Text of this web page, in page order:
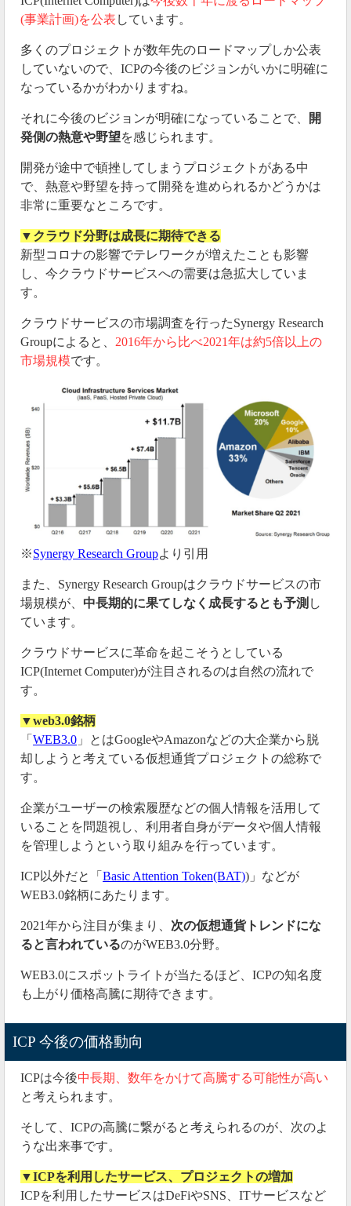
(事業計画)を公表 しています。
多くのプロジェクトが数年先のロードマップしか公表
していないので、ICPの今後のビジョンがいかに明確に
なっているかがわかりますね。
それに今後のビジョンが明確になっていることで、
開
発側の熱意や野望を感じられます。
開発が途中で頓挫してしまうプロジェクトがある中
で、熱意や野望を持って開発を進められるかどうかは
非常に重要なところです。
▼クラウド分野は成長に期待できる
新型コロナの影響でテレワークが増えたことも影響
し、今クラウドサービスへの需要は急拡大していま
す。
クラウドサービスの市場調査を行ったSynergy Research
Groupによると、 2016年から比べ2021年は約5倍以上の
市場規模です。
※Synergy Research Groupより引用
また、Synergy Research Groupはクラウドサービスの市
場規模が、 中長期的に果てしなく成長するとも予測 し
ています。
クラウドサービスに革命を起こそうとしている
ICP(Internet Computer)が注目されるのは自然の流れで
す。
▼web3.0銘柄
「 WEB3.0 」とはGoogleやAmazonなどの大企業から脱
却しようと考えている仮想通貨プロジェクトの総称で
す。
企業がユーザーの検索履歴などの個人情報を活用して
いることを問題視し、利用者自身がデータや個人情報
を管理しようという取り組みを行っています。
ICP以外だと「 Basic Attention Token(BAT))」などが
WEB3.0銘柄にあたります。
2021年から注目が集まり、 次の仮想通貨トレンドにな
ると言われているのがWEB3.0分野。
WEB3.0にスポットライトが当たるほど、ICPの知名度
も上がり価格高騰に期待できます。
ICP 今後の価格動向
ICPは今後中長期、数年をかけて高騰する可能性が高い
と考えられます。
そして、ICPの高騰に繋がると考えられるのが、次のよ
うな出来事です。
▼ICPを利用したサービス、プロジェクトの増加
ICPを利用したサービスはDeFiやSNS、ITサービスなど